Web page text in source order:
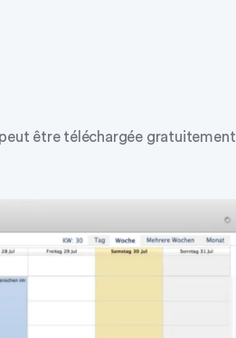
être téléchargée gratuitement